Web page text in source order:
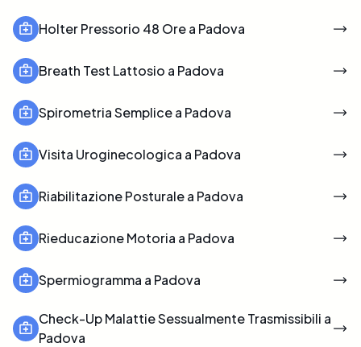
Holter Pressorio 48 Ore a Padova
Breath Test Lattosio a Padova
Spirometria Semplice a Padova
Visita Uroginecologica a Padova
Riabilitazione Posturale a Padova
Rieducazione Motoria a Padova
Spermiogramma a Padova
Check-Up Malattie Sessualmente Trasmissibili a
Padova